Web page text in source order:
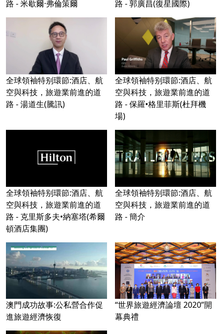
路 - 米歇爾·弗倫策爾
路 - 郭廣昌(復星國際)
全球領袖特别環節:酒店、航
空與科技，旅遊業前進的道
路 - 湯道生(騰訊)
全球領袖特别環節:酒店、航
空與科技，旅遊業前進的道
路 - 保羅•格里菲斯(杜拜機
場)
全球領袖特别環節:酒店、航
空與科技，旅遊業前進的道
路 - 克里斯多夫•納塞塔(希爾
頓酒店集團)
全球領袖特别環節:酒店、航
空與科技，旅遊業前進的道
路 - 簡介
澳門成功故事:公私營合作促
進旅遊經濟恢復
“世界旅遊經濟論壇 2020”開
幕典禮